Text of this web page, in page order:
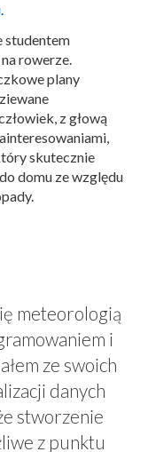
.
studentem
rowerze.
plany
z głową
skutecznie
domu ze względu
meteorologią
i
ze swoich
danych
stworzenie
z punktu